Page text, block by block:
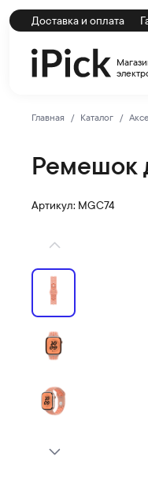
Доставка и оплата
Главная Каталог
Артикул: MGC74
Ремешок
Apple
Купить Ремешок